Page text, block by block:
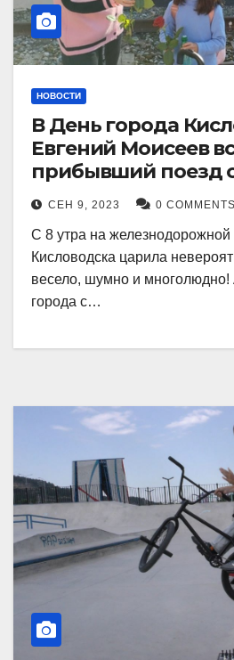
НОВОСТИ
В День города
Евгений Моисеев
прибывший поезд
СЕН 9, 2023 0 COMMENTS
С 8 утра на железнодорожной
Кисловодска царила
весело, шумно и многолюдно!
города с…